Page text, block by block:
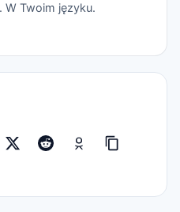
W Twoim języku.